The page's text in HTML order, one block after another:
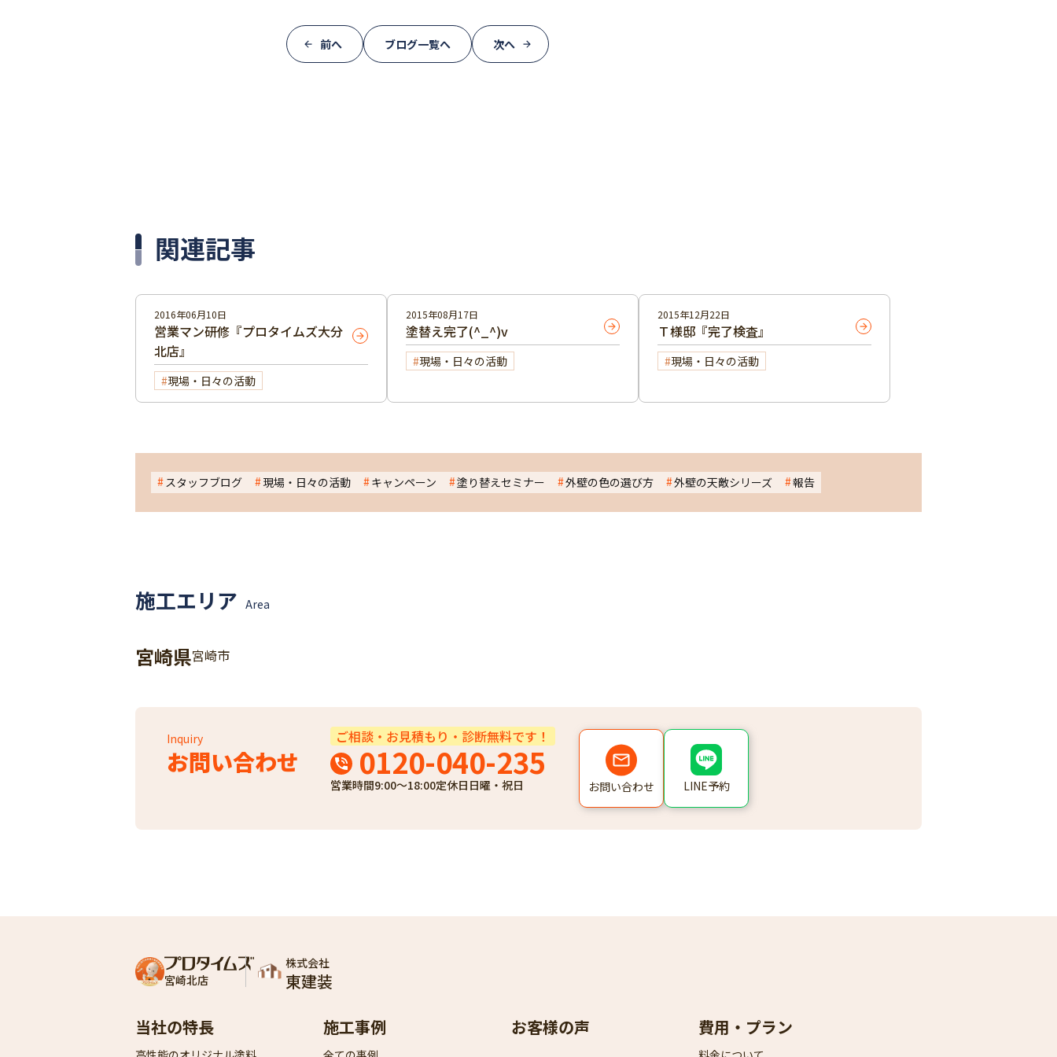
前へ ブログ一覧へ 次へ
関連記事
2016年06月10日
営業マン研修『プロタイムズ大分
北店』
現場・日々の活動
2015年08月17日
塗替え完了(^_^)v
現場・日々の活動
2015年12月22日
Ｔ様邸『完了検査』
現場・日々の活動
スタッフブログ 現場・日々の活動 キャンペーン 塗り替えセミナー 外壁の色の選び方 外壁の天敵シリーズ 報告
施工エリア Area
宮崎県宮崎市
お問い合わせ
Inquiry ご相談・お見積もり・診断無料です！
0120-040-235
営業時間9:00～18:00定休日 日曜・祝日 お問い合わせ LINE予約
宮崎北店
株式会社
東建装
当社の特長
施工事例 お客様の声 費用・プラン